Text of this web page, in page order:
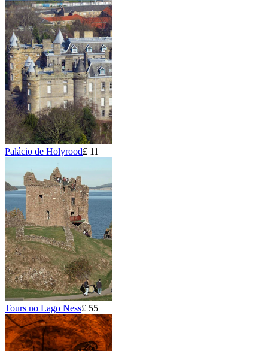
Palácio de Holyrood£ 11
Tours no Lago Ness£ 55